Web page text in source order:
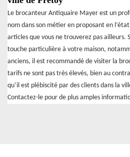
Le brocanteur Antiquaire Mayer est un
nom dans son métier en proposant en
articles que vous ne trouverez pas ailleurs.
touche particulière à votre maison,
anciens, il est recommandé de visiter la
tarifs ne sont pas très élevés, bien au
qu’il est plébiscité par des clients dans la
Contactez-le pour de plus amples